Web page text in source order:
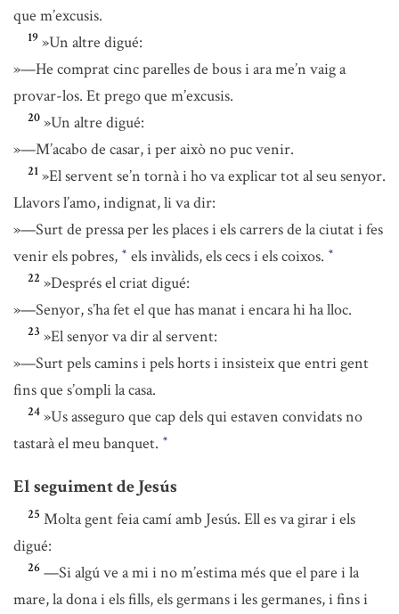
que m’excusis.
19 »Un altre digué:
»—He comprat cinc parelles de bous i ara me’n vaig a
provar-los. Et prego que m’excusis.
20 »Un altre digué:
»—M’acabo de casar, i per això no puc venir.
21 »El servent se’n tornà i ho va explicar tot al seu senyor.
Llavors l’amo, indignat, li va dir:
»—Surt de pressa per les places i els carrers de la ciutat i fes
venir els pobres, * els invàlids, els cecs i els coixos. *
22 »Després el criat digué:
»—Senyor, s’ha fet el que has manat i encara hi ha lloc.
23 »El senyor va dir al servent:
»—Surt pels camins i pels horts i insisteix que entri gent
fins que s’ompli la casa.
24 »Us asseguro que cap dels qui estaven convidats no
tastarà el meu banquet. *
El seguiment de Jesús
25 Molta gent feia camí amb Jesús. Ell es va girar i els
digué:
26 —Si algú ve a mi i no m’estima més que el pare i la
mare, la dona i els fills, els germans i les germanes, i fins i